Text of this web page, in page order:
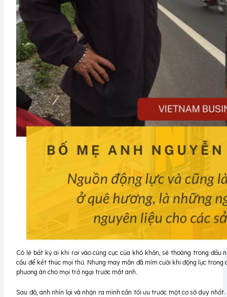
Có lẽ bất kỳ ai khi rơi vào cùng cực của khó khăn, sẽ thoáng trong đầu
cầu để kết thúc mọi thứ. Nhưng may mắn đã mỉm cười khi động lực
phương án cho mọi trở ngại trước mắt anh.
Sau đó, anh nhìn lại và nhận ra mình cần tối ưu trước một cơ sở duy